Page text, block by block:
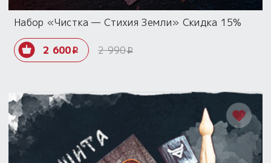
Набор «Чистка — Стихия Земли» Скидка 15%
2 600i 2 990i